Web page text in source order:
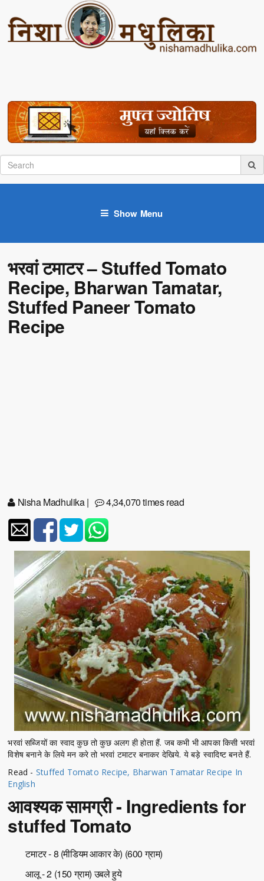
Show Menu
भरवां टमाटर – Stuffed Tomato
Recipe, Bharwan Tamatar,
Stuffed Paneer Tomato
Recipe
Nisha Madhulika| 4,34,070 times read
भरवां सब्जियों का स्वाद कुछ तो कुछ अलग ही होता हैं. जब कभी भी आपका किसी भरवां
विशेष बनाने के लिये मन करे तो भरवां टमाटर बनाकर देखिये. ये बड़े स्वादिष्ट बनते हैं.
Read - Stuffed Tomato Recipe, Bharwan Tamatar Recipe In
English
आवश्यक सामग्री - Ingredients for
stuffed Tomato
टमाटर - 8 (मीडियम आकार के) (600 ग्राम)
आलू - 2 (150 ग्राम) उबले हुये